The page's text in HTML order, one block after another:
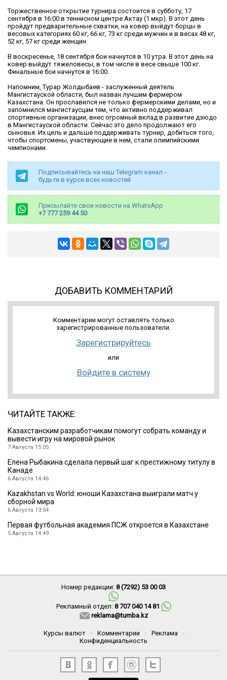
Торжественное открытие турнира состоится в субботу, 17
сентября в 16:00 в теннисном центре Актау (1 мкр). В этот день
пройдут предварительные схватки, на ковер выйдут борцы в
весовых категориях 60 кг, 66 кг, 73 кг среди мужчин и в весах 48 кг,
52 кг, 57 кг среди женщин.
В воскресенье, 18 сентября бои начнутся в 10 утра. В этот день на
ковер выйдут тяжеловесы, в том числе в весе свыше 100 кг.
Финальные бои начнутся в 16:00.
Напомним, Турар Жолдыбаев - заслуженный деятель
Мангистауской области, был назван лучшим фермером
Казахстана. Он прославился не только фермерскими делами, но и
запомнился мангистаусцам тем, что активно поддерживал
спортивные организации, внес огромный вклад в развитие дзюдо
в Мангистауской области. Сейчас это дело продолжают его
сыновья. Их цель и дальше поддерживать турнир, добиться того,
чтобы спортсмены, участвующие в нем, стали олимпийскими
чемпионами.
Подписывайтесь на наш Telegram канал -
будьте в курсе всех новостей
Присылайте свои новости на WhatsApp
+7 777 259 44 50
ДОБАВИТЬ КОММЕНТАРИЙ
Комментарии могут оставлять только
зарегистрированные пользователи.
Зарегистрируйтесь
или
Войдите в систему
ЧИТАЙТЕ ТАКЖЕ:
Казахстанским разработчикам помогут собрать команду и
вывести игру на мировой рынок
7 Августа 15:05
Елена Рыбакина сделала первый шаг к престижному титулу в
Канаде
6 Августа 14:46
Kazakhstan vs World: юноши Казахстана выиграли матч у
сборной мира
6 Августа 13:54
Первая футбольная академия ПСЖ откроется в Казахстане
5 Августа 14:49
Номер редакции: 8 (7292) 53 00 03
Рекламный отдел: 8 707 040 14 81
reklama@tumba.kz
Курсы валют · Комментарии · Реклама
·
Конфиденциальность